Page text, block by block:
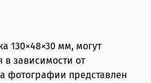
130×48×30 мм, могут
в зависимости от
фотографии представлен